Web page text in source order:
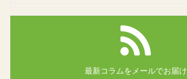
最新コラムを メールでお届け